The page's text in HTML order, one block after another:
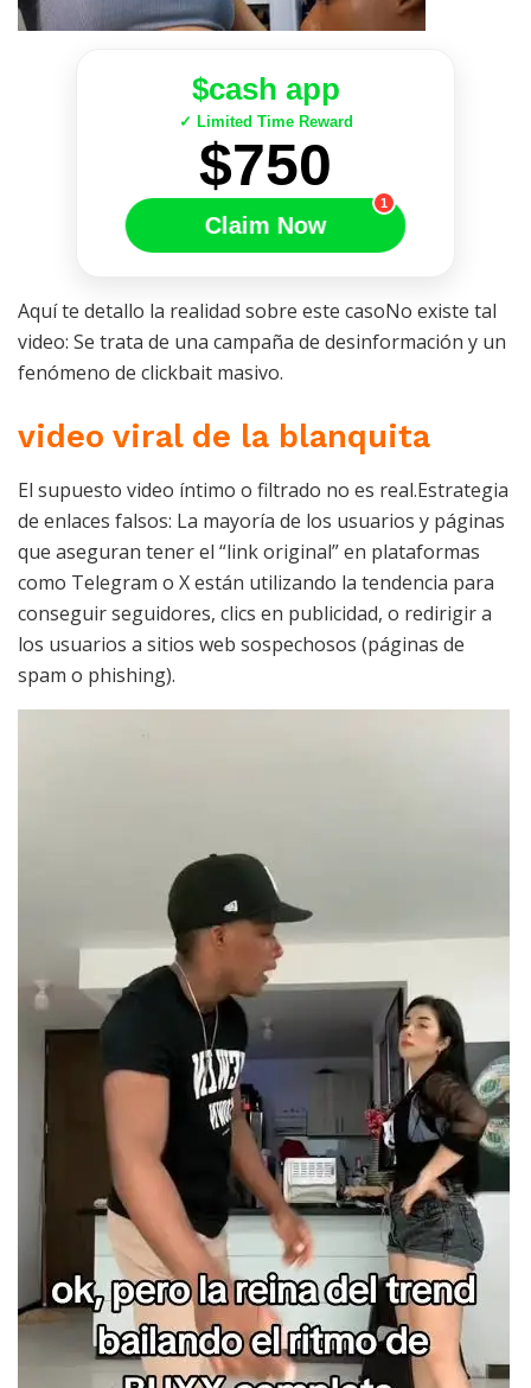
$cash app
✓ Limited Time Reward
$750
Claim Now
1
Aquí te detallo la realidad sobre este casoNo existe tal
video: Se trata de una campaña de desinformación y un
fenómeno de clickbait masivo.
video viral de la blanquita
El supuesto video íntimo o filtrado no es real.Estrategia
de enlaces falsos: La mayoría de los usuarios y páginas
que aseguran tener el “link original” en plataformas
como Telegram o X están utilizando la tendencia para
conseguir seguidores, clics en publicidad, o redirigir a
los usuarios a sitios web sospechosos (páginas de
spam o phishing).